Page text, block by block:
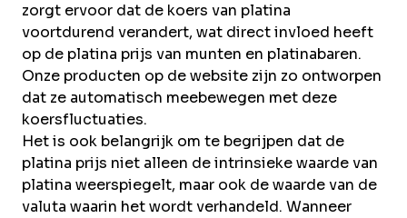
zorgt ervoor dat de koers van platina
voortdurend verandert, wat direct invloed heeft
op de platina prijs van munten en platinabaren.
Onze producten op de website zijn zo ontworpen
dat ze automatisch meebewegen met deze
koersfluctuaties.
Het is ook belangrijk om te begrijpen dat de
platina prijs niet alleen de intrinsieke waarde van
platina weerspiegelt, maar ook de waarde van de
valuta waarin het wordt verhandeld. Wanneer